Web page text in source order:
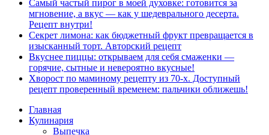
Самый частый пирог в моей духовке: готовится за
мгновение, а вкус — как у шедеврального десерта.
Рецепт внутри!
Секрет лимона: как бюджетный фрукт превращается в
изысканный торт. Авторский рецепт
Вкуснее пиццы: открываем для себя смаженки —
горячие, сытные и невероятно вкусные!
Хворост по маминому рецепту из 70-х. Доступный
рецепт проверенный временем: пальчики оближешь!
Главная
Кулинария
Выпечка